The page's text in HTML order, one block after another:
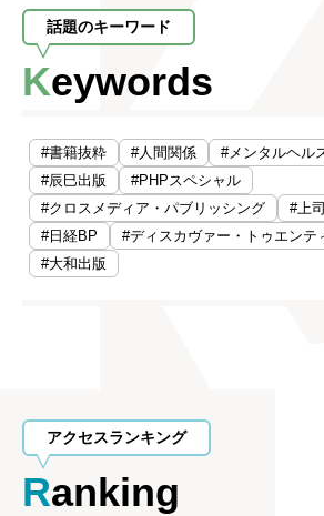
話題のキーワード
Keywords
#書籍抜粋 #人間関係
#メンタルヘル
#辰巳出版
#PHPスペシャル
#クロスメディア・パブリッシング
#上
#日経BP
#ディスカヴァー・トゥエンテ
#大和出版
アクセスランキング
Ranking